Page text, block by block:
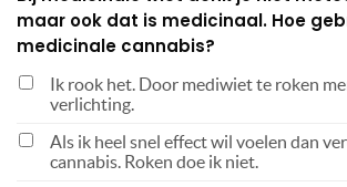
maar ook dat is medicinaal. Hoe
medicinale cannabis?
Ik rook het. Door mediwiet te roken
verlichting.
Als ik heel snel effect wil voelen dan
cannabis. Roken doe ik niet.